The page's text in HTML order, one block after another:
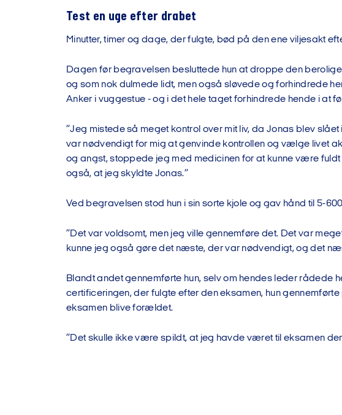
Test en uge efter drabet
Minutter, timer og dage, der fulgte, bød på den ene viljesakt
Dagen før begravelsen besluttede hun at droppe den
og som nok dulmede lidt, men også sløvede og forhindrede
Anker i vuggestue - og i det hele taget forhindrede hende i at
”Jeg mistede så meget kontrol over mit liv, da Jonas blev
var nødvendigt for mig at genvinde kontrollen og vælge livet
og angst, stoppede jeg med medicinen for at kunne være
også, at jeg skyldte Jonas.”
Ved begravelsen stod hun i sin sorte kjole og gav hånd til 5-
”Det var voldsomt, men jeg ville gennemføre det. Det var
kunne jeg også gøre det næste, der var nødvendigt, og det
Blandt andet gennemførte hun, selv om hendes leder rådede
certificeringen, der fulgte efter den eksamen, hun
eksamen blive forældet.
”Det skulle ikke være spildt, at jeg havde været til eksamen